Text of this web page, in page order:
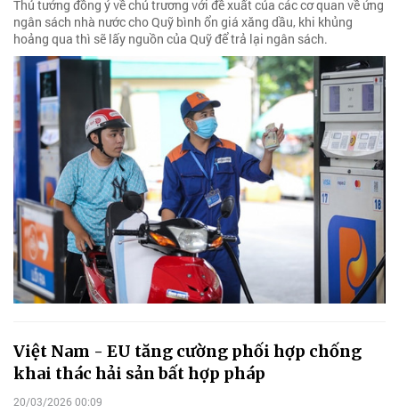
Thủ tướng đồng ý về chủ trương với đề xuất của các cơ quan về ứng
ngân sách nhà nước cho Quỹ bình ổn giá xăng dầu, khi khủng
hoảng qua thì sẽ lấy nguồn của Quỹ để trả lại ngân sách.
Việt Nam - EU tăng cường phối hợp chống
khai thác hải sản bất hợp pháp
20/03/2026 00:09